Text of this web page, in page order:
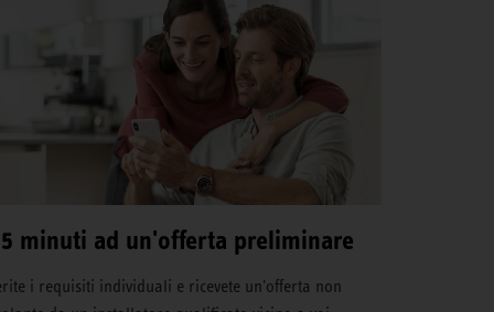
minuti ad un'offerta preliminare
i requisiti individuali e ricevete un'offerta non